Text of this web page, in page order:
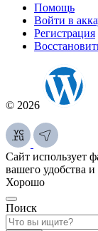
Помощь
Войти в
Регистрация
© 2026
Сайт использует
вашего удобства и
Хорошо
Поиск